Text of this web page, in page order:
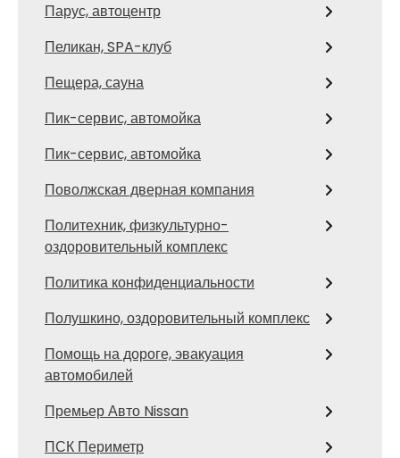
Парус, автоцентр
Пеликан, SPA-клуб
Пещера, сауна
Пик-сервис, автомойка
Пик-сервис, автомойка
Поволжская дверная компания
Политехник, физкультурно-
оздоровительный комплекс
Политика конфиденциальности
Полушкино, оздоровительный комплекс
Помощь на дороге, эвакуация
автомобилей
Премьер Авто Nissan
ПСК Периметр